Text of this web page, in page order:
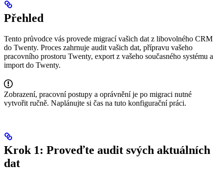
Přehled
Tento průvodce vás provede migrací vašich dat z libovolného CRM
do Twenty. Proces zahrnuje audit vašich dat, přípravu vašeho
pracovního prostoru Twenty, export z vašeho současného systému a
import do Twenty.
Zobrazení, pracovní postupy a oprávnění je po migraci nutné
vytvořit ručně. Naplánujte si čas na tuto konfigurační práci.
Krok 1: Proveďte audit svých aktuálních
dat